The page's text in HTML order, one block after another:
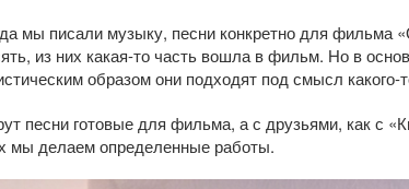
мы писали музыку, песни конкретно для фильма
из них какая-то часть вошла в фильм. Но в
образом они подходят под смысл
песни готовые для фильма, а с друзьями, как с
мы делаем определенные работы.